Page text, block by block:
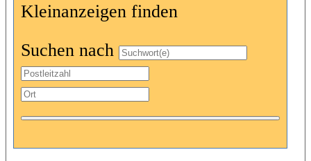
Kleinanzeigen finden
Suchen nach